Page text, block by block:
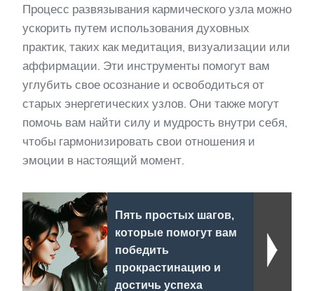
Процесс развязывания кармического узла можно
ускорить путем использования духовных
практик, таких как медитация, визуализации или
аффирмации. Эти инструменты помогут вам
углубить свое осознание и освободиться от
старых энергетических узлов. Они также могут
помочь вам найти силу и мудрость внутри себя,
чтобы гармонизировать свои отношения и
эмоции в настоящий момент.
Пять простых шагов,
которые помогут вам
победить
прокрастинацию и
достичь успеха